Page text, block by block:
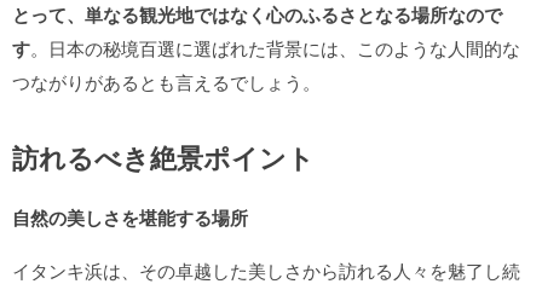
とって、単なる観光地ではなく心のふるさとなる場所なので
す。日本の秘境百選に選ばれた背景には、このような人間的な
つながりがあるとも言えるでしょう。
訪れるべき絶景ポイント
自然の美しさを堪能する場所
イタンキ浜は、その卓越した美しさから訪れる人々を魅了し続